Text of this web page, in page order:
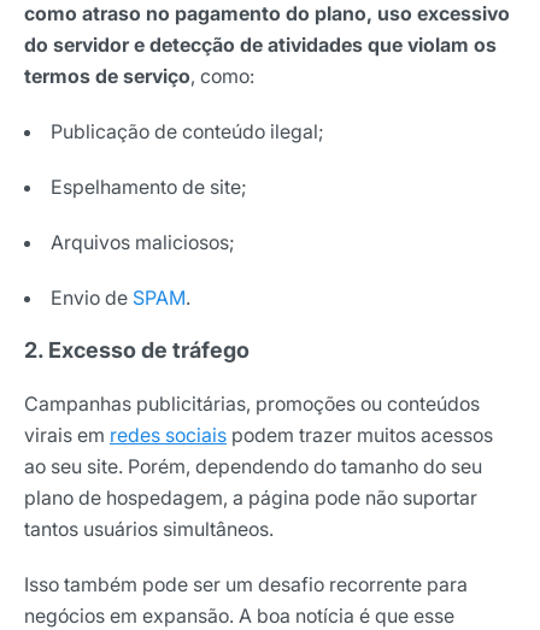
como atraso no pagamento do plano, uso excessivo
do servidor e detecção de atividades que violam os
termos de serviço, como:
Publicação de conteúdo ilegal;
Espelhamento de site;
Arquivos maliciosos;
Envio de SPAM.
2. Excesso de tráfego
Campanhas publicitárias, promoções ou conteúdos
virais em redes sociais podem trazer muitos acessos
ao seu site. Porém, dependendo do tamanho do seu
plano de hospedagem, a página pode não suportar
tantos usuários simultâneos.
Isso também pode ser um desafio recorrente para
negócios em expansão. A boa notícia é que esse